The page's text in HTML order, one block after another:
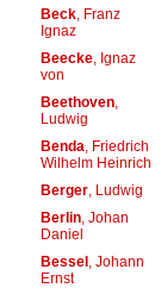
Beck, Franz
Ignaz
Beecke, Ignaz
von
Beethoven,
Ludwig
Benda , Friedrich
Wilhelm Heinrich
Berger, Ludwig
Berlin, Johan
Daniel
Bessel, Johann
Ernst